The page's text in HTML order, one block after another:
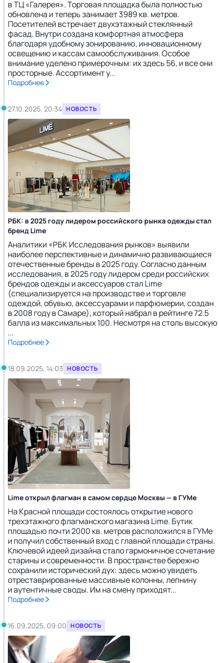
в ТЦ «Галерея». Торговая площадка была полностью
обновлена и теперь занимает 3989 кв. метров.
Посетителей встречает двухэтажный стеклянный
фасад. Внутри создана комфортная атмосфера
благодаря удобному зонированию, инновационному
освещению и кассам самообслуживания. Особое
внимание уделено примерочным: их здесь 56, и все они
просторные. Ассортимент у...
Подробнее
27.10.2025, 20:34 НОВОСТЬ
РБК: в 2025 году лидером российского рынка одежды стал
бренд Lime
Аналитики «РБК Исследования рынков» выявили
наиболее перспективные и динамично развивающиеся
отечественные бренды в 2025 году. Согласно данным
исследования, в 2025 году лидером среди российских
брендов одежды и аксессуаров стал Lime
(специализируется на производстве и торговле
одеждой, обувью, аксессуарами и парфюмерии, создан
в 2008 году в Самаре), который набрал в рейтинге 72.5
балла из максимальных 100. Несмотря на столь высокую
...
Подробнее
18.09.2025, 14:03 НОВОСТЬ
Lime открыл флагман в самом сердце Москвы — в ГУМе
На Красной площади состоялось открытие нового
трехэтажного флагманского магазина Lime. Бутик
площадью почти 2000 кв. метров расположился в ГУМе
и получил собственный вход с главной площади страны.
Ключевой идеей дизайна стало гармоничное сочетание
старины и современности. В пространстве бережно
сохранили исторический дух: здесь можно увидеть
отреставрированные массивные колонны, лепнину
и аутентичные своды. Им на смену приходят...
Подробнее
16.09.2025, 09:00 НОВОСТЬ